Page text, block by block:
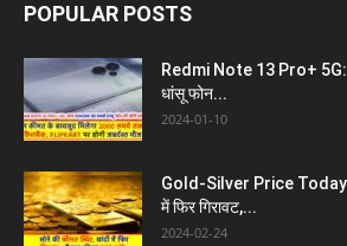
POPULAR POSTS
Redmi Note 13 Pro+
धांसू फोन...
2024-01-10
Gold-Silver Price Today:
में फिर गिरावट,...
2024-02-24